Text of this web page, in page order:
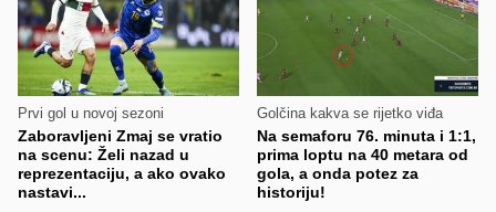
Prvi gol u novoj sezoni
Zaboravljeni Zmaj se vratio
na scenu: Želi nazad u
reprezentaciju, a ako ovako
nastavi...
Golčina kakva se rijetko viđa
Na semaforu 76. minuta i 1:1,
prima loptu na 40 metara od
gola, a onda potez za
historiju!